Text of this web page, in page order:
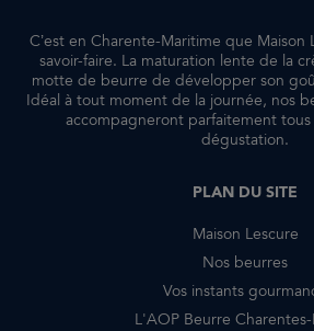
C’est en Charente-Maritime que Maison
savoir-faire. La maturation lente de la
motte de beurre de développer son
Idéal à tout moment de la journée, nos
accompagneront parfaitement
dégustation.
PLAN DU SITE
Maison Lescure
Nos beurres
Vos instants
L'AOP Beurre